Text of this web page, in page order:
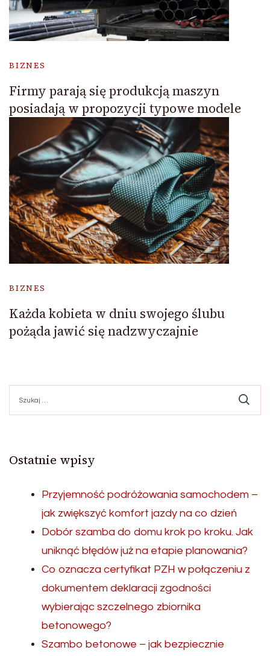
BIZNES
Firmy parają się produkcją maszyn
posiadają w propozycji typowe modele
BIZNES
Każda kobieta w dniu swojego ślubu
pożąda jawić się nadzwyczajnie
Ostatnie wpisy
Przyjemność podróżowania samochodem –
jak zwiększyć komfort jazdy na co dzień
Dobór szamba do domu krok po kroku. Jak
uniknąć błędów już na etapie planowania?
Co oznacza certyfikat PZH w połączeniu z
dokumentem deklaracji zgodności
wybierając szczelnego zbiornika
betonowego?
Szambo betonowe – jak bezpiecznie